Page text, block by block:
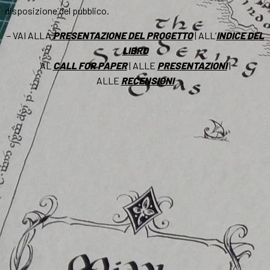
disposizione del pubblico.
– VAI ALLAPRESENTAZIONE DEL PROGETTO| ALL’INDICE DEL
LIBRO
AL CALL FOR PAPER| ALLE PRESENTAZIONI|
ALLE RECENSIONI